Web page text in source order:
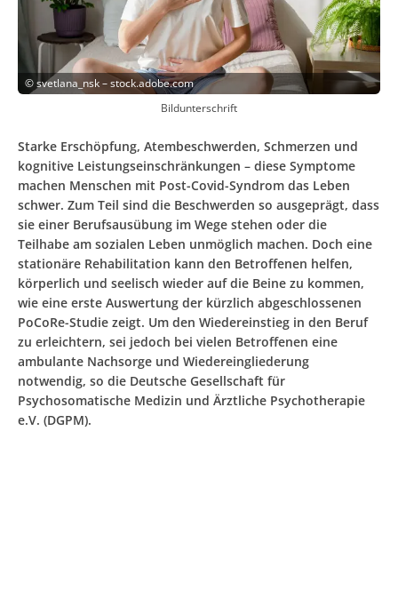
©svetlana_nsk – stock.adobe.com
Bildunterschrift
Starke Erschöpfung, Atembeschwerden, Schmerzen und
kognitive Leistungseinschränkungen – diese Symptome
machen Menschen mit Post-Covid-Syndrom das Leben
schwer. Zum Teil sind die Beschwerden so ausgeprägt, dass
sie einer Berufsausübung im Wege stehen oder die
Teilhabe am sozialen Leben unmöglich machen. Doch eine
stationäre Rehabilitation kann den Betroffenen helfen,
körperlich und seelisch wieder auf die Beine zu kommen,
wie eine erste Auswertung der kürzlich abgeschlossenen
PoCoRe-Studie zeigt. Um den Wiedereinstieg in den Beruf
zu erleichtern, sei jedoch bei vielen Betroffenen eine
ambulante Nachsorge und Wiedereingliederung
notwendig, so die Deutsche Gesellschaft für
Psychosomatische Medizin und Ärztliche Psychotherapie
e.V. (DGPM).